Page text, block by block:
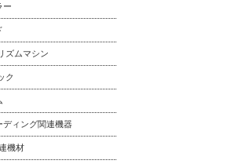
ー
ズムマシン
ク
ディング関連機器
機材